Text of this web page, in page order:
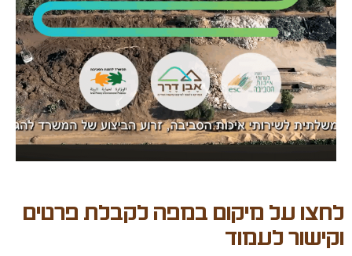
לחצו על מיקום במפה לקבלת פרטים
וקישור לעמוד